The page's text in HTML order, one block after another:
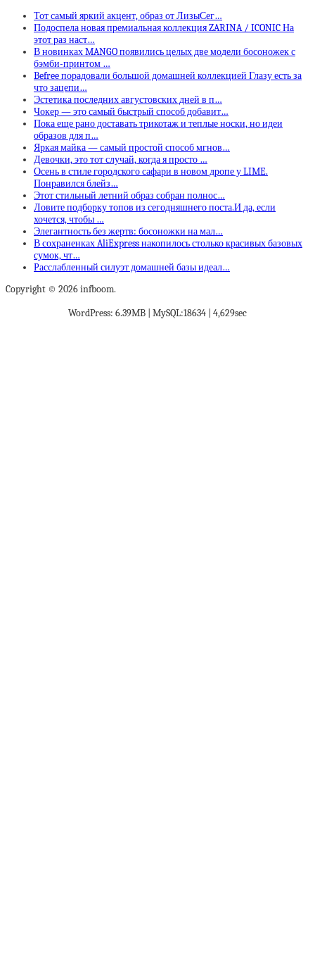
Тот самый яркий акцент, образ от ЛизыСег…
Подоспела новая премиальная коллекция ZARINA / ICONIC На
этот раз наст…
В новинках MANGO появились целых две модели босоножек с
бэмби-принтом …
Befree порадовали большой домашней коллекцией Глазу есть за
что зацепи…
Эстетика последних августовских дней в п…
Чокер — это самый быстрый способ добавит…
Пока еще рано доставать трикотаж и теплые носки, но идеи
образов для п…
Яркая майка — самый простой способ мгнов…
Девочки, это тот случай, когда я просто …
Осень в стиле городского сафари в новом дропе у LIME.
Понравился блейз…
Этот стильный летний образ собран полнос…
Ловите подборку топов из сегодняшнего поста.И да, если
хочется, чтобы …
Элегантность без жертв: босоножки на мал…
В сохраненках AliExpress накопилось столько красивых базовых
сумок, чт…
Расслабленный силуэт домашней базы идеал…
Copyright © 2026 infboom.
WordPress: 6.39MB | MySQL:18634 | 4,629sec